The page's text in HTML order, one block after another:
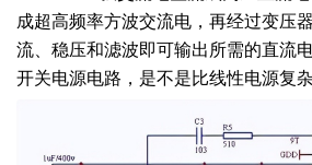
成超高频率方波交流电，再经过变压
流、稳压和滤波即可输出所需的直流
开关电源电路，是不是比线性电源复